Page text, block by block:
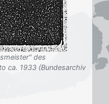
des
ca. 1933 (Bundesarchiv